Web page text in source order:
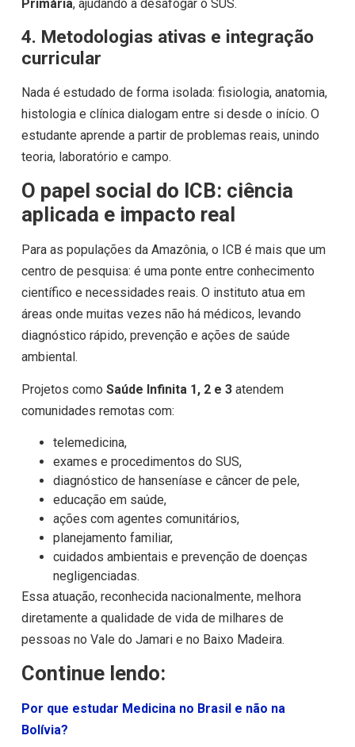
Primária, ajudando a desafogar o SUS.
4. Metodologias ativas e integração
curricular
Nada é estudado de forma isolada: fisiologia, anatomia,
histologia e clínica dialogam entre si desde o início. O
estudante aprende a partir de problemas reais, unindo
teoria, laboratório e campo.
O papel social do ICB: ciência
aplicada e impacto real
Para as populações da Amazônia, o ICB é mais que um
centro de pesquisa: é uma ponte entre conhecimento
científico e necessidades reais. O instituto atua em
áreas onde muitas vezes não há médicos, levando
diagnóstico rápido, prevenção e ações de saúde
ambiental.
Projetos como Saúde Infinita 1, 2 e 3atendem
comunidades remotas com:
telemedicina,
exames e procedimentos do SUS,
diagnóstico de hanseníase e câncer de pele,
educação em saúde,
ações com agentes comunitários,
planejamento familiar,
cuidados ambientais e prevenção de doenças
negligenciadas.
Essa atuação, reconhecida nacionalmente, melhora
diretamente a qualidade de vida de milhares de
pessoas no Vale do Jamari e no Baixo Madeira.
Continue lendo:
Por que estudar Medicina no Brasil e não na
Bolívia?